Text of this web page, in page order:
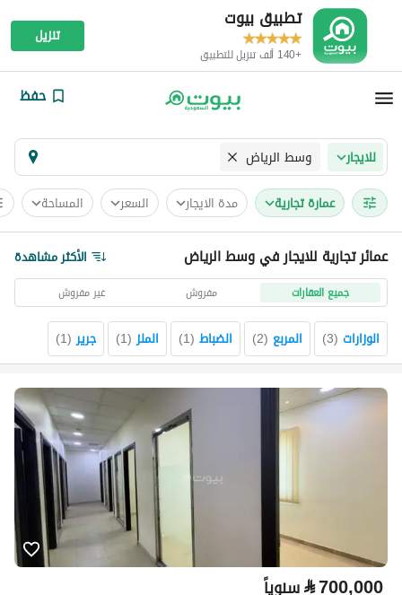
تطبيق بيوت
+140 ألف تنزيل للتطبيق
تنزيل
حفظ
للايجار وسط الرياض
عمارة تجارية مدة الايجار السعر المساحة
عمائر تجارية للايجار في وسط الرياض الأكثر مشاهدة
جميع العقارات مفروش غير مفروش
الوزارات (
3
) المربع (
2
) الضباط (
1
) الملز (
1
) جرير (
1
)
⃁700,000 سنوياً